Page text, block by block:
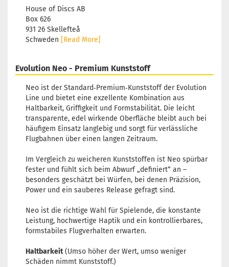
House of Discs AB
Box 626
931 26 Skellefteå
Schweden [Read More]
Evolution Neo - Premium Kunststoff
Neo ist der Standard‑Premium‑Kunststoff der Evolution
Line und bietet eine exzellente Kombination aus
Haltbarkeit, Griffigkeit und Formstabilität. Die leicht
transparente, edel wirkende Oberfläche bleibt auch bei
häufigem Einsatz langlebig und sorgt für verlässliche
Flugbahnen über einen langen Zeitraum.
Im Vergleich zu weicheren Kunststoffen ist Neo spürbar
fester und fühlt sich beim Abwurf „definiert“ an –
besonders geschätzt bei Würfen, bei denen Präzision,
Power und ein sauberes Release gefragt sind.
Neo ist die richtige Wahl für Spielende, die konstante
Leistung, hochwertige Haptik und ein kontrollierbares,
formstabiles Flugverhalten erwarten.
Haltbarkeit(Umso höher der Wert, umso weniger
Schäden nimmt Kunststoff.)